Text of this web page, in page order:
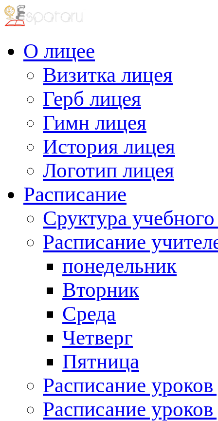
О лицее
Визитка лицея
Герб лицея
Гимн лицея
История лицея
Логотип лицея
Расписание
Сруктура
Расписание
понедельник
Вторник
Среда
Четверг
Пятница
Расписание
Расписание